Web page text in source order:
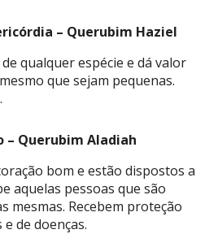
– Querubim Haziel
qualquer espécie e dá valor
que sejam pequenas.
– Querubim Aladiah
bom e estão dispostos a
aquelas pessoas que são
mesmas. Recebem proteção
de doenças.